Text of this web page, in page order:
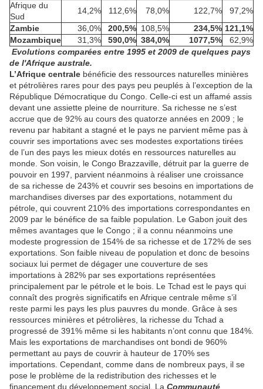
Afrique du
Sud
14,2% 112,6% 78,0% 122,7%
97,2%
Zambie
36,0% 200,5% 108,5% 234,5% 121,1%
Mozambique
31,3% 590,0% 384,0% 1077,5%
62,9%
Evolutions comparées entre 1995 et 2009 de quelques pays
de l'Afrique australe.
L’Afrique centrale bénéficie des ressources naturelles minières
et pétrolières rares pour des pays peu peuplés à l’exception de la
République Démocratique du Congo. Celle-ci est un affamé assis
devant une assiette pleine de nourriture. Sa richesse ne s’est
accrue que de 92% au cours des quatorze années en 2009 ; le
revenu par habitant a stagné et le pays ne parvient même pas à
couvrir ses importations avec ses modestes exportations tirées
de l’un des pays les mieux dotés en ressources naturelles au
monde. Son voisin, le Congo Brazzaville, détruit par la guerre de
pouvoir en 1997, parvient néanmoins à réaliser une croissance
de sa richesse de 243% et couvrir ses besoins en importations de
marchandises diverses par des exportations, notamment du
pétrole, qui couvrent 210% des importations correspondantes en
2009 par le bénéfice de sa faible population. Le Gabon jouit des
mêmes avantages que le Congo ; il a connu néanmoins une
modeste progression de 154% de sa richesse et de 172% de ses
exportations. Son faible niveau de population et donc de besoins
sociaux lui permet de dégager une couverture de ses
importations à 282% par ses exportations représentées
principalement par le pétrole et le bois. Le Tchad est le pays qui
connaît des progrès significatifs en Afrique centrale même s’il
reste parmi les pays les plus pauvres du monde. Grâce à ses
ressources minières et pétrolières, la richesse du Tchad a
progressé de 391% même si les habitants n’ont connu que 184%.
Mais les exportations de marchandises ont bondi de 960%
permettant au pays de couvrir à hauteur de 170% ses
importations. Cependant, comme dans de nombreux pays, il se
pose le problème de la redistribution des richesses et le
financement du développement social. La Communauté